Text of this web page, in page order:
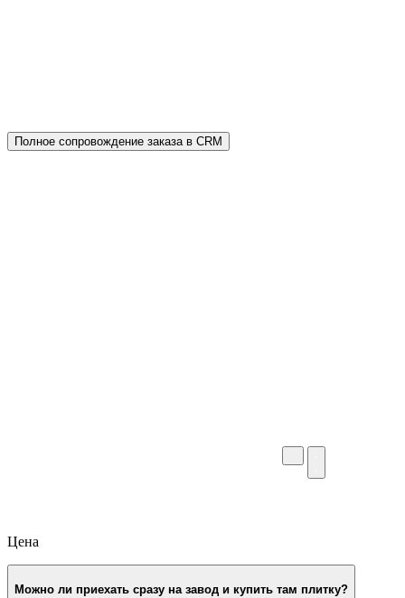
Полное сопровождение заказа в CRM
Цена
Можно ли приехать сразу на завод и купить там плитку?